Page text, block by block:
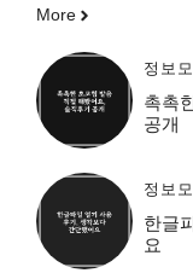
More
정보
촉촉
공개
정보
한글
요